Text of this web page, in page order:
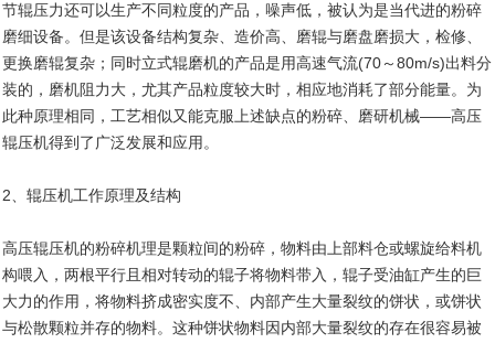
节辊压力还可以生产不同粒度的产品，噪声低，被认为是当代进的粉碎
磨细设备。但是该设备结构复杂、造价高、磨辊与磨盘磨损大，检修、
更换磨辊复杂；同时立式辊磨机的产品是用高速气流(70～80m/s)出料分
装的，磨机阻力大，尤其产品粒度较大时，相应地消耗了部分能量。为
此种原理相同，工艺相似又能克服上述缺点的粉碎、磨研机械——高压
辊压机得到了广泛发展和应用。
2、辊压机工作原理及结构
高压辊压机的粉碎机理是颗粒间的粉碎，物料由上部料仓或螺旋给料机
构喂入，两根平行且相对转动的辊子将物料带入，辊子受油缸产生的巨
大力的作用，将物料挤成密实度不、内部产生大量裂纹的饼状，或饼状
与松散颗粒并存的物料。这种饼状物料因内部大量裂纹的存在很容易被